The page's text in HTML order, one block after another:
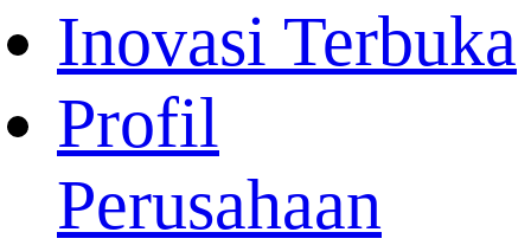
Inovasi Terbuka
Profil
Perusahaan